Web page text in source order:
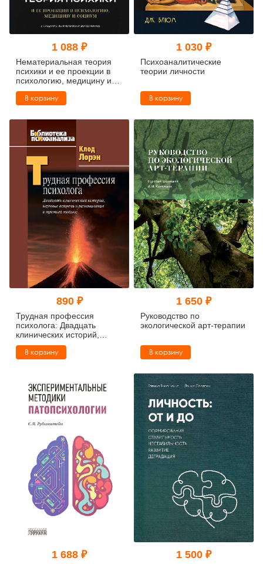
1 088 ₽
Нематериальная теория
психики и ее проекции в
психологию, медицину и
социум. 3-е издание,
исправленное и
В корзину
1 030 ₽
Психоаналитические
теории личности
В корзину
890 ₽
Трудная профессия
психолога: Двадцать
клинических историй,
научные встречи и
размышления о третьей
топике
В корзину
1 650 ₽
Руководство по
экологической арт-терапии
В корзину
1 688 ₽ 1 500 ₽